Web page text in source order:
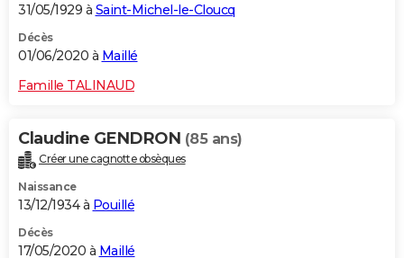
31/05/1929 à Saint-Michel-le-Cloucq
Décès
01/06/2020 à Maillé
Famille TALINAUD
Claudine GENDRON (85 ans)
Créer une cagnotte obsèques
Naissance
13/12/1934 à Pouillé
Décès
17/05/2020 à Maillé